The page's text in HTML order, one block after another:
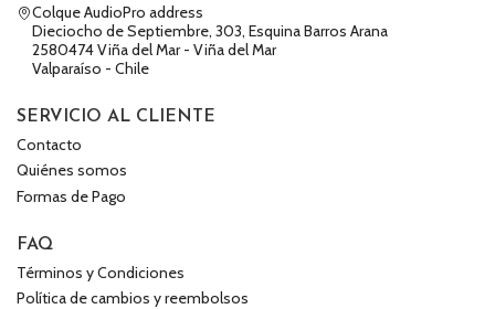
Colque AudioPro address
Dieciocho de Septiembre, 303, Esquina Barros Arana
2580474 Viña del Mar - Viña del Mar
Valparaíso - Chile
SERVICIO AL CLIENTE
Contacto
Quiénes somos
Formas de Pago
FAQ
Términos y Condiciones
Política de cambios y reembolsos